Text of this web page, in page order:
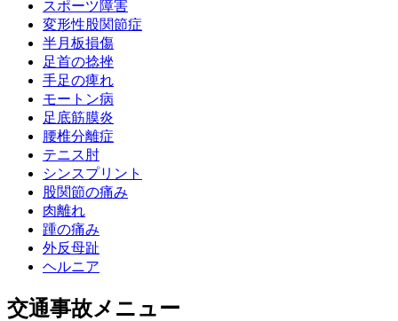
スポーツ障害
変形性股関節症
半月板損傷
足首の捻挫
手足の痺れ
モートン病
足底筋膜炎
腰椎分離症
テニス肘
シンスプリント
股関節の痛み
肉離れ
踵の痛み
外反母趾
ヘルニア
交通事故メニュー